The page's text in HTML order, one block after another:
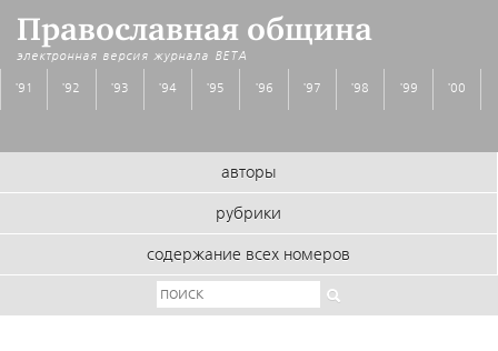
Православная община
электронная версия журнала BETA
'91 '92 '93 '94 '95 '96 '97 '98 '99 '00
авторы
рубрики
содержание всех номеров